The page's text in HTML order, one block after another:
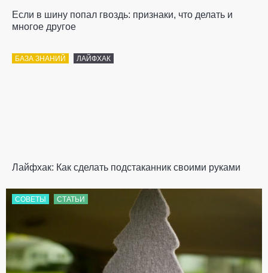
Если в шину попал гвоздь: признаки, что делать и
многое другое
БАЗА ЗНАНИЙ ЛАЙФХАК
Лайфхак: Как сделать подстаканник своими руками
СОВЕТЫ СТАТЬИ